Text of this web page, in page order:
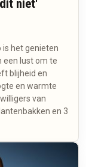
niet'
is het genieten
een lust om te
blijheid en
en warmte
van
en 3